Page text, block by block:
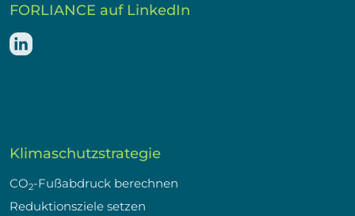
FORLIANCE auf LinkedIn
Klimaschutzstrategie
CO2-Fußabdruck berechnen
Reduktionsziele setzen